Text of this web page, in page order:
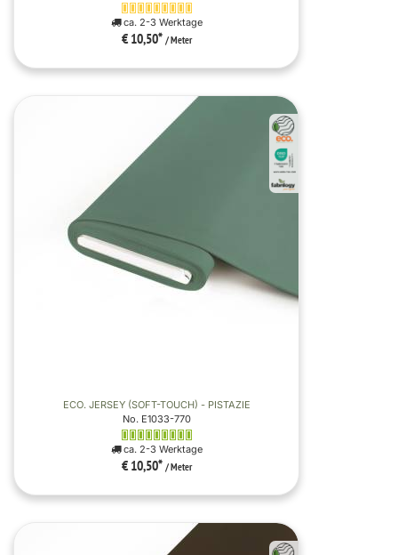
ca. 2-3 Werktage
€ 10,50* / Meter
ECO. JERSEY (SOFT-TOUCH) - PISTAZIE
No. E1033-770
ca. 2-3 Werktage
€ 10,50* / Meter